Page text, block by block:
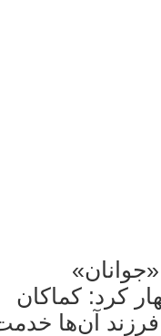
کرد: کماکان
آن‌ها